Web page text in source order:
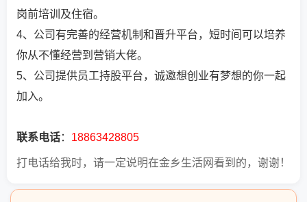
岗前培训及住宿。
4、公司有完善的经营机制和晋升平台，短时间可以培养
你从不懂经营到营销大佬。
5、公司提供员工持股平台，诚邀想创业有梦想的你一起
加入。
联系电话： 18863428805
打电话给我时，请一定说明在金乡生活网看到的，谢谢！